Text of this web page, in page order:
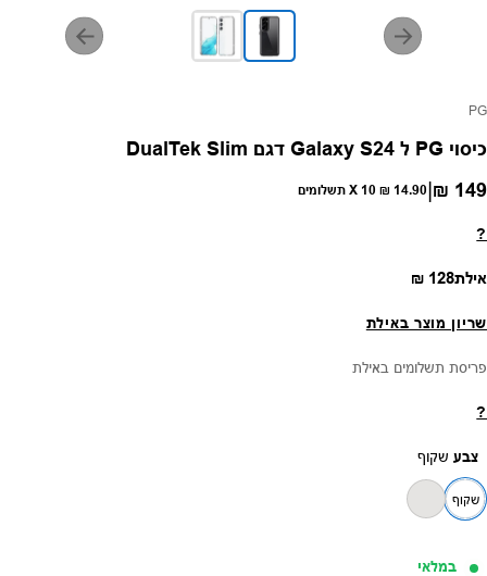
ספק:
PG
כיסוי PG ל Galaxy S24 דגם DualTek Slim
מחיר רגיל
149 ₪
|
14.90 ₪ X 10 תשלומים
?
אילתמחיר רגיל
128 ₪
שריון מוצר באילת
פריסת תשלומים באילת
?
צבע שקוף
שקוף
במלאי